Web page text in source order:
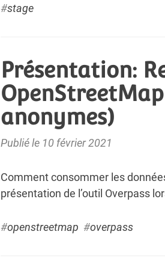
#stage
Présentation:
anonymes)
Publié le 10 février 2021
Comment consommer les
présentation de l’outil Overpass
#openstreetmap #overpass